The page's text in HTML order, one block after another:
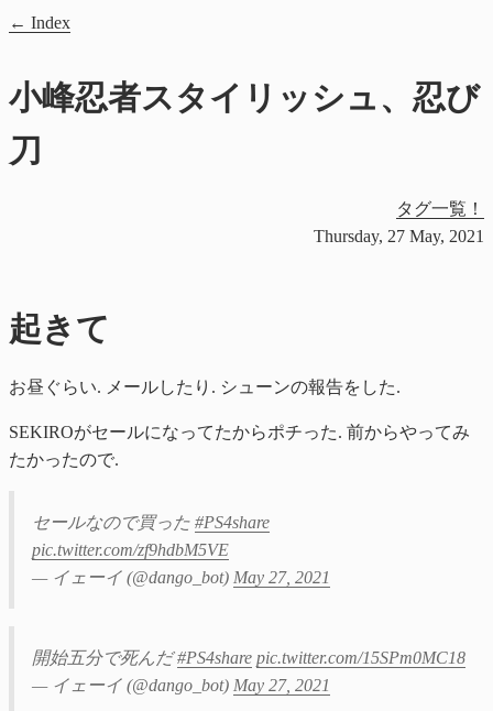
Index
小峰忍者スタイリッシュ、忍び
刀
タグ一覧！
Thursday, 27 May, 2021
起きて
お昼ぐらい. メールしたり. シューンの報告をした.
SEKIROがセールになってたからポチった. 前からやってみ
たかったので.
セールなので買った #PS4share
pic.twitter.com/zf9hdbM5VE
— イェーイ (@dango_bot) May 27, 2021
開始五分で死んだ#PS4share pic.twitter.com/15SPm0MC18
— イェーイ (@dango_bot) May 27, 2021